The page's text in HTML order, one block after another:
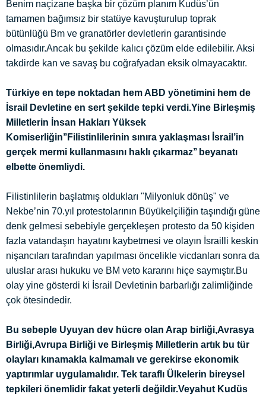
Benim naçizane başka bir çözüm planım Kudüs’ün
tamamen bağımsız bir statüye kavuşturulup toprak
bütünlüğü Bm ve granatörler devletlerin garantisinde
olmasıdır.Ancak bu şekilde kalıcı çözüm elde edilebilir. Aksi
takdirde kan ve savaş bu coğrafyadan eksik olmayacaktır.
Türkiye en tepe noktadan hem ABD yönetimini hem de
İsrail Devletine en sert şekilde tepki verdi.Yine Birleşmiş
Milletlerin İnsan Hakları Yüksek
Komiserliğin’’Filistinlilerinin sınıra yaklaşması İsrail’in
gerçek mermi kullanmasını haklı çıkarmaz’’ beyanatı
elbette önemliydi.
Filistinlilerin başlatmış oldukları "Milyonluk dönüş" ve
Nekbe’nin 70.yıl protestolarının Büyükelçiliğin taşındığı güne
denk gelmesi sebebiyle gerçekleşen protesto da 50 kişiden
fazla vatandaşın hayatını kaybetmesi ve olayın İsrailli keskin
nişancıları tarafından yapılması öncelikle vicdanları sonra da
uluslar arası hukuku ve BM veto kararını hiçe saymıştır.Bu
olay yine gösterdi ki İsrail Devletinin barbarlığı zalimliğinde
çok ötesindedir.
Bu sebeple Uyuyan dev hücre olan Arap birliği,Avrasya
Birliği,Avrupa Birliği ve Birleşmiş Milletlerin artık bu tür
olayları kınamakla kalmamalı ve gerekirse ekonomik
yaptırımlar uygulamalıdır. Tek taraflı Ülkelerin bireysel
tepkileri önemlidir fakat yeterli değildir.Veyahut Kudüs